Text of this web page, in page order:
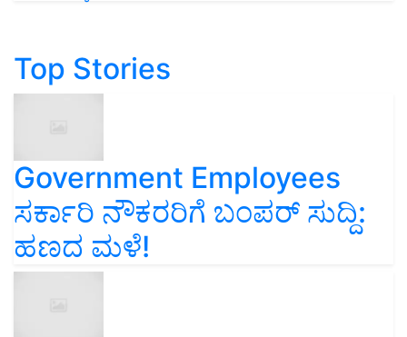
Top Stories
Government Employees
ಸರ್ಕಾರಿ ನೌಕರರಿಗೆ ಬಂಪರ್‌ ಸುದ್ದಿ:
ಹಣದ ಮಳೆ!